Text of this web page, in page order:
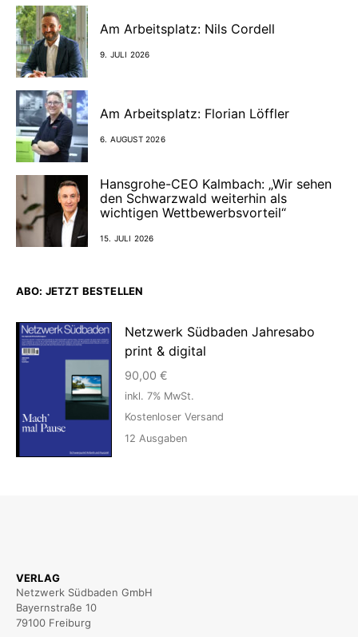
Am Arbeitsplatz: Nils Cordell
9. JULI 2026
Am Arbeitsplatz: Florian Löffler
6. AUGUST 2026
Hansgrohe-CEO Kalmbach: „Wir sehen
den Schwarzwald weiterhin als
wichtigen Wettbewerbsvorteil“
15. JULI 2026
ABO: JETZT BESTELLEN
Netzwerk Südbaden Jahresabo
print & digital
90,00 €
inkl. 7% MwSt.
Kostenloser Versand
12 Ausgaben
VERLAG
Netzwerk Südbaden GmbH
Bayernstraße 10
79100 Freiburg